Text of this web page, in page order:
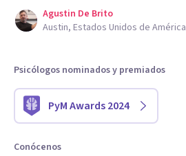
Agustin De Brito
Austin, Estados Unidos de América
Psicólogos nominados y premiados
PyM Awards 2024
Conócenos